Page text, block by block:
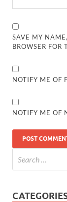
SAVE MY
BROWSER
NOTIFY ME OF
NOTIFY ME OF